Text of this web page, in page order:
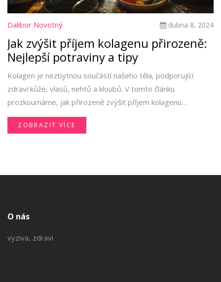
Dalibor Novotný dubna 8, 2024
Jak zvýšit příjem kolagenu přirozeně:
Nejlepší potraviny a tipy
Kolagen je nezbytnou součástí našeho těla, podporující
zdraví kůže, vlasů, nehtů a kloubů. V tomto článku
prozkoumáme, jak přirozeně zvýšit příjem kolagenu
prostřednictvím stravy a dalších tipů. Nahlédneme do
nejlepších zdrojů kolagenu v potravinách a poradíme, jak
ZOBRAZIT VÍCE
O nás
vyziva, zdravi